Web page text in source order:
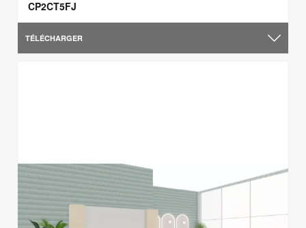
CP2CT5FJ
TÉLÉCHARGER